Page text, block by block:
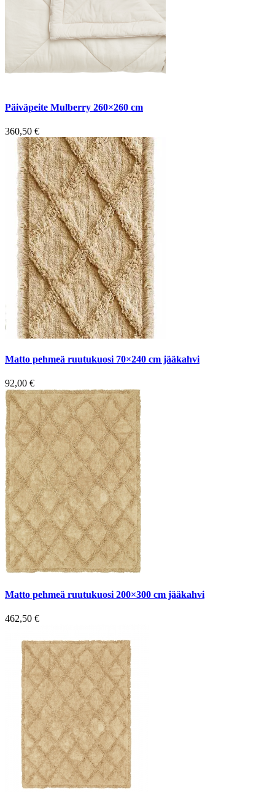
Päiväpeite Mulberry 260×260 cm
360,50 €
Matto pehmeä ruutukuosi 70×240 cm jääkahvi
92,00 €
Matto pehmeä ruutukuosi 200×300 cm jääkahvi
462,50 €